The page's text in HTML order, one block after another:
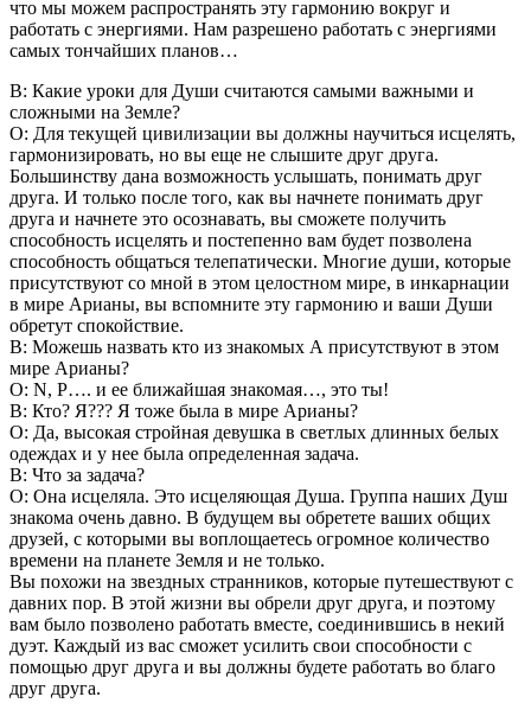
что мы можем распространять эту гармонию вокруг и
работать с энергиями. Нам разрешено работать с энергиями
самых тончайших планов…
В: Какие уроки для Души считаются самыми важными и
сложными на Земле?
О: Для текущей цивилизации вы должны научиться исцелять,
гармонизировать, но вы еще не слышите друг друга.
Большинству дана возможность услышать, понимать друг
друга. И только после того, как вы начнете понимать друг
друга и начнете это осознавать, вы сможете получить
способность исцелять и постепенно вам будет позволена
способность общаться телепатически. Многие души, которые
присутствуют со мной в этом целостном мире, в инкарнации
в мире Арианы, вы вспомните эту гармонию и ваши Души
обретут спокойствие.
В: Можешь назвать кто из знакомых А присутствуют в этом
мире Арианы?
О: N, Р…. и ее ближайшая знакомая…, это ты!
В: Кто? Я??? Я тоже была в мире Арианы?
О: Да, высокая стройная девушка в светлых длинных белых
одеждах и у нее была определенная задача.
В: Что за задача?
О: Она исцеляла. Это исцеляющая Душа. Группа наших Душ
знакома очень давно. В будущем вы обретете ваших общих
друзей, с которыми вы воплощаетесь огромное количество
времени на планете Земля и не только.
Вы похожи на звездных странников, которые путешествуют с
давних пор. В этой жизни вы обрели друг друга, и поэтому
вам было позволено работать вместе, соединившись в некий
дуэт. Каждый из вас сможет усилить свои способности с
помощью друг друга и вы должны будете работать во благо
друг друга.